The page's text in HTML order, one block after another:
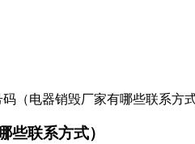
（电器销毁厂家有哪些联系方式
些联系方式）